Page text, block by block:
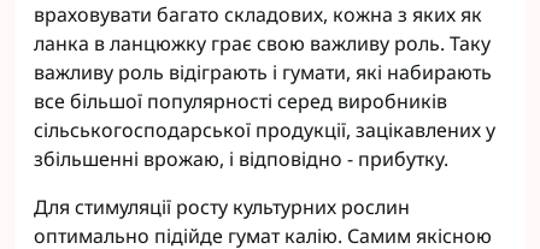
враховувати багато складових, кожна з яких як
ланка в ланцюжку грає свою важливу роль. Таку
важливу роль відіграють і гумати, які набирають
все більшої популярності серед виробників
сільськогосподарської продукції, зацікавлених у
збільшенні врожаю, і відповідно - прибутку.
Для стимуляції росту культурних рослин
оптимально підійде гумат калію. Самим якісною